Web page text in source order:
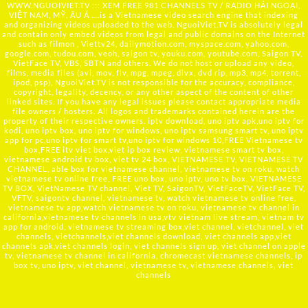
WWW.NGUOIVIET.TV ::: XEM FREE 981 CHANNELS TV / RADIO HẢI NGOẠI,
VIỆT NAM, MỸ, ÂU Á ….is a Vietnamese video search engine that indexing
and organizing videos uploaded to the web. NguoiViet.TV is absolutely legal
and contain only embed videos from legal and public domains on the Internet
such as filmon , Viettv24, dailymotion.com, myspace.com, yahoo.com,
google.com, tudou.com, veoh, saigon tv, youku.com, youtube.com, Saigon TV,
VietFace TV, VBS, SBTN and others. We do not host or upload any video,
films, media files (avi, mov, flv, mpg, mpeg, divx, dvd rip, mp3, mp4, torrent,
ipod, psp), NguoiViet.TV is not responsible for the accuracy, compliance,
copyright, legality, decency, or any other aspect of the content of other
linked sites. If you have any legal issues please contact appropriate media
file owners / hosters. All logos and trademarks contained herein are the
property of their respective owners. iptv download, uno iptv apk,uno iptv for
kodi, uno iptv box, uno iptv for windows, uno iptv samsung smart tv, uno iptv
app for pc,uno iptv for smart tv,uno iptv for windows 10,FREE Vietnamese tv
box,FREE itv viet box,viet ip box review, vietnamese smart tv box,
vietnamese android tv box, viet tv 24 box, VIETNAMESE TV, VIETNAMESE TV
CHANNEL, able box for vietnamese channel, vietnamese tv on roku, watch
vietnamese tv online free, FREE uno box, uno iptv, uno tv box, VIETNAMESE
TV BOX, VietNamese TV channel, Viet TV, SaigonTV, VietFaceTV, VietFace TV,
VFTV, saigontv channel, vietnamese tv, watch vietnamese tv online free,
vietnamese tv app,watch vietnamese tv on roku, vietnamese tv channel in
california,vietnamese tv channels in usa,vtv vietnam live stream, vietnam tv
app for android, vietnamese tv streaming box,viet channel, vietchannel, viet
channels, vietchannels,viet channels download, viet channels app,viet
channels apk,viet channels login, viet channels sign up, viet channel on apple
tv, vietnamese tv channel in california, chromecast vietnamese channels, ip
box tv, uno iptv, viet channel, vietnamese tv, vietnamese channels, viet
channels